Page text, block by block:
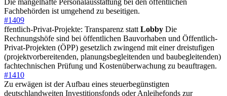
Die mangelhafte Personalausstattung bei den öffentlichen
Fachbehörden ist umgehend zu beseitigen.
#1409
ffentlich-Privat-Projekte: Transparenz statt Lobby Die
Rechnungshöfe sind bei öffentlichen Bauvorhaben und Öffentlich-
Privat-Projekten (ÖPP) gesetzlich zwingend mit einer dreistufigen
(projektvorbereitenden, planungsbegleitenden und baubegleitenden)
fachtechnischen Prüfung und Kostenüberwachung zu beauftragen.
#1410
Zu erwägen ist der Aufbau eines steuerbegünstigten
deutschlandweiten Investitionsfonds oder Anleihefonds zur